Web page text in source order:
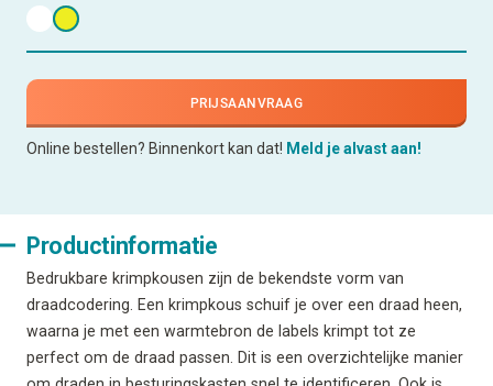
PRIJSAANVRAAG
Online bestellen? Binnenkort kan dat! Meld je alvast aan!
Productinformatie
Bedrukbare krimpkousen zijn de bekendste vorm van
draadcodering. Een krimpkous schuif je over een draad heen,
waarna je met een warmtebron de labels krimpt tot ze
perfect om de draad passen. Dit is een overzichtelijke manier